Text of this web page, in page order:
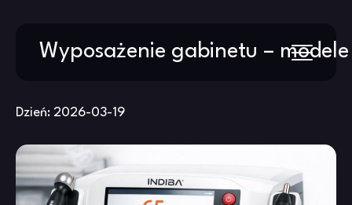
Wyposażenie gabinetu –
Dzień: 2026-03-19